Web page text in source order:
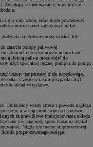
Zwlekając z tankowaniem, musimy się
się w nim woda, która może powodować
mrozu nawet zablokować układ
na rezerwie mogą zapchać filtr
zatarcia pompy paliwowej.
zbiornika do zera może uniemożliwić
ilością paliwa może dojść do
użyć specjalnej ręcznej pompki do pompy
wzrost temperatury oleju napędowego,
baku. Często w takim przypadku zbyt
układ wtryskowy.
Unikniemy wtedy stresu z powodu nagłego
polu, a w najczarniejszym scenariuszu –
za prawidłowe funkcjonowanie układu
nam tak naprawdę sporo czasu na dojazd
Nigdy nie mamy stuprocentowej
prognozowanego zasięgu.